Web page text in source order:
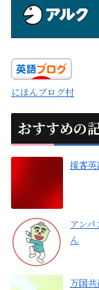
にほんブログ村
おすすめの
接客英
アン
ん
万国共